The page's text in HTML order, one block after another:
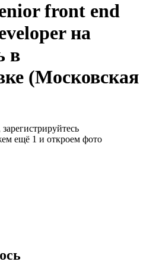
front end
на
в
(Московская
ещё 1 и откроем фото